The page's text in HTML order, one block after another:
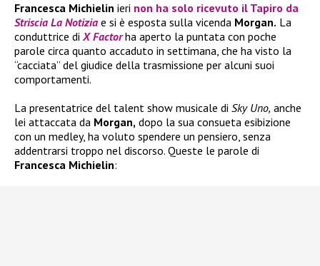
Francesca Michielin ieri non ha solo ricevuto il Tapiro da
Striscia La Notizia e si è esposta sulla vicenda Morgan. La
conduttrice di X Factorha aperto la puntata con poche
parole circa quanto accaduto in settimana, che ha visto la
“cacciata” del giudice della trasmissione per alcuni suoi
comportamenti.
La presentatrice del talent show musicale di Sky Uno, anche
lei attaccata da Morgan, dopo la sua consueta esibizione
con un medley, ha voluto spendere un pensiero, senza
addentrarsi troppo nel discorso. Queste le parole di
Francesca Michielin: